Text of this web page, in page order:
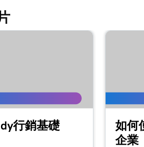
站上分享我的Outlook行事歷
(共 21 課)
行銷基礎
如何
企業